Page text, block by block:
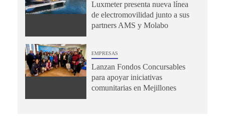
Luxmeter presenta nueva línea
de electromovilidad junto a sus
partners AMS y Molabo
EMPRESAS
Lanzan Fondos Concursables
para apoyar iniciativas
comunitarias en Mejillones